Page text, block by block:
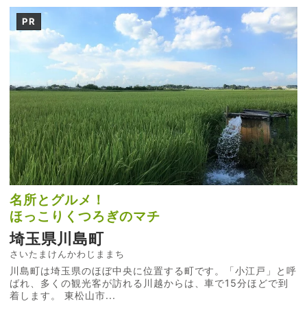
PR
名所とグルメ！
ほっこりくつろぎのマチ
埼玉県川島町
さいたまけんかわじままち
川島町は埼玉県のほぼ中央に位置する町です。「小江戸」と呼
ばれ、多くの観光客が訪れる川越からは、車で15分ほどで到
着します。 東松山市...